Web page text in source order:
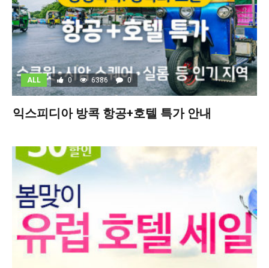
ALL 0 6386 0
익스피디아 방콕 항공+호텔 특가 안내